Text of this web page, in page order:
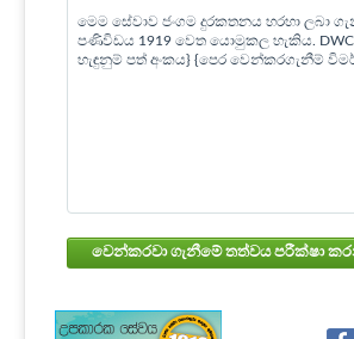
මෙම සේවාව ජංගම දුරකතනය හරහා ලබා
පණිවිඩය 1919 වෙත යොමුකල හැකිය. DWC
හැඳුනුම් පත් අංකය} {පෙර වෙන්කරගැනීම්
වෙන්කරවා